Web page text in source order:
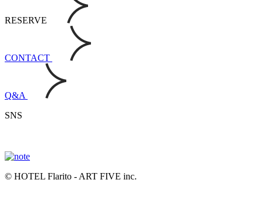
RESERVE
CONTACT
Q&A
SNS
© HOTEL Flarito - ART FIVE inc.